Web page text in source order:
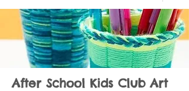
After School Kids Club Art